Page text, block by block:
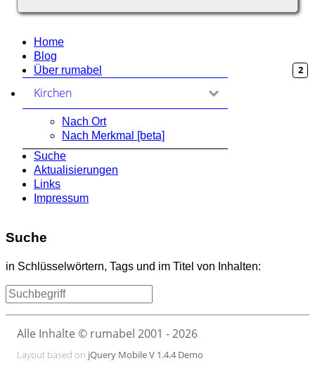
2
Home
Blog
Über rumabel
Kirchen
Nach Ort
Nach Merkmal [beta]
Suche
Aktualisierungen
Links
Impressum
Suche
in Schlüsselwörtern, Tags und im Titel von Inhalten:
Alle Inhalte © rumabel 2001 - 2026
Layout based on jQuery Mobile V 1.4.4 Demo